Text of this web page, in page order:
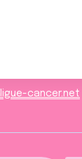
cancer.net